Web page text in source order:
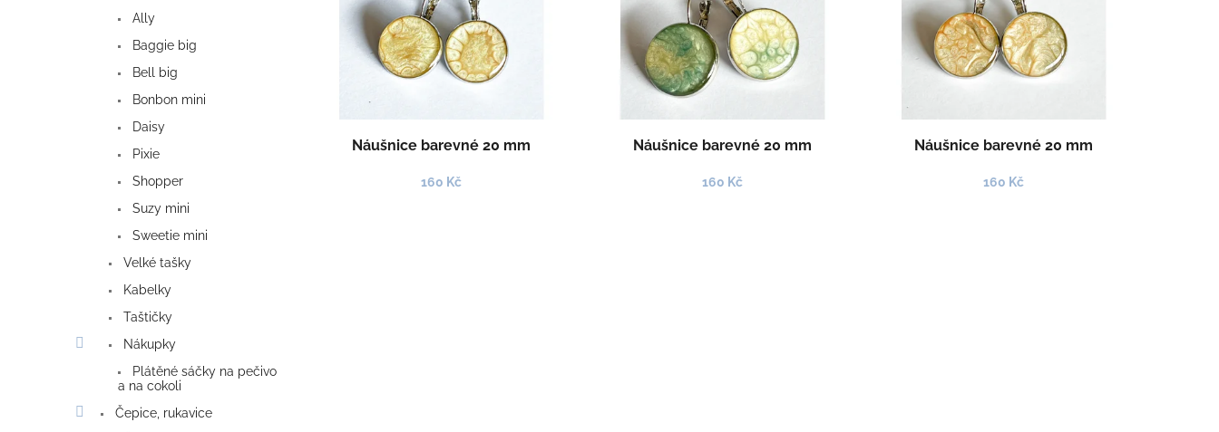
Ally
Baggie big
Bell big
Bonbon mini
Daisy
Pixie
Shopper
Suzy mini
Sweetie mini
Velké tašky
Kabelky
Taštičky
Nákupky
Plátěné sáčky na pečivo
a na cokoli
Čepice, rukavice
Náušnice barevné 20 mm
160 Kč
Náušnice barevné 20 mm
160 Kč
Náušnice barevné 20 mm
160 Kč